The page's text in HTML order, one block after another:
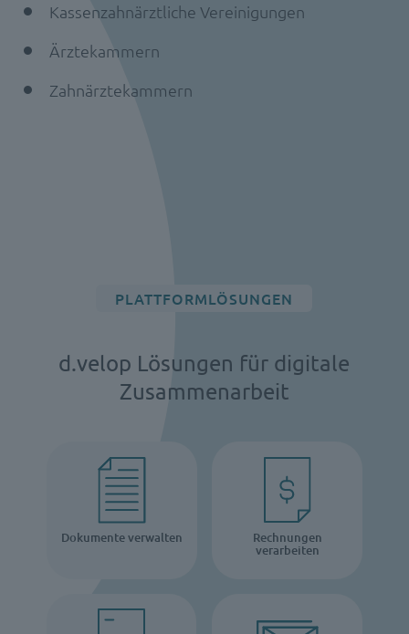
Kassenzahnärztliche Vereinigungen
Ärztekammern
Zahnärztekammern
PLATTFORMLÖSUNGEN
d.velop Lösungen für digitale
Zusammenarbeit
Dokumente verwalten Rechnungen
verarbeiten